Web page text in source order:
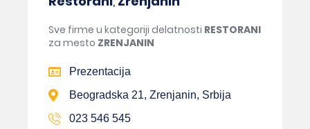
Sve firme u kategoriji delatnosti RESTORANI
za mesto ZRENJANIN
Prezentacija
Beogradska 21, Zrenjanin, Srbija
023 546 545